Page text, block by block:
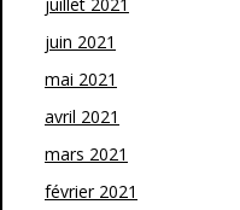
juin 2021
mai 2021
avril 2021
mars 2021
février 2021